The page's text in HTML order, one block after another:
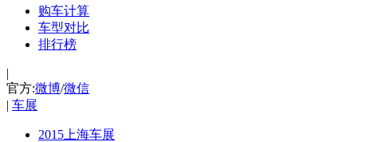
购车计算
车型对比
排行榜
|
官方:微博/微信
| 车展
2015上海车展